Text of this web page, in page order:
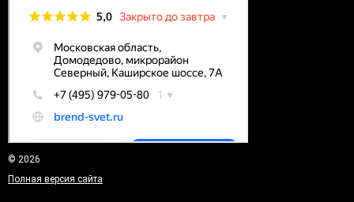
© 2026
Полная версия сайта